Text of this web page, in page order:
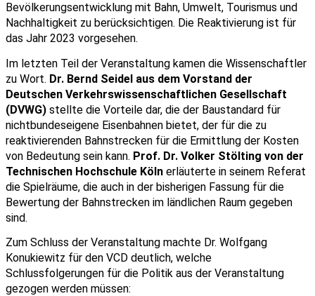
Bevölkerungsentwicklung mit Bahn, Umwelt, Tourismus und
Nachhaltigkeit zu berücksichtigen. Die Reaktivierung ist für
das Jahr 2023 vorgesehen.
Im letzten Teil der Veranstaltung kamen die Wissenschaftler
zu Wort. Dr. Bernd Seidel aus dem Vorstand der
Deutschen Verkehrswissenschaftlichen Gesellschaft
(DVWG) stellte die Vorteile dar, die der Baustandard für
nichtbundeseigene Eisenbahnen bietet, der für die zu
reaktivierenden Bahnstrecken für die Ermittlung der Kosten
von Bedeutung sein kann. Prof. Dr. Volker Stölting von der
Technischen Hochschule Köln erläuterte in seinem Referat
die Spielräume, die auch in der bisherigen Fassung für die
Bewertung der Bahnstrecken im ländlichen Raum gegeben
sind.
Zum Schluss der Veranstaltung machte Dr. Wolfgang
Konukiewitz für den VCD deutlich, welche
Schlussfolgerungen für die Politik aus der Veranstaltung
gezogen werden müssen: